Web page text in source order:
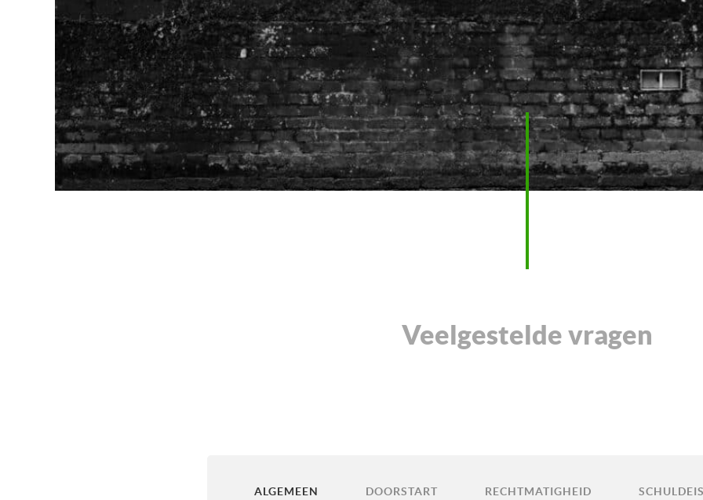
Veelgestelde vragen
ALGEMEEN DOORSTART RECHTMATIGHEID